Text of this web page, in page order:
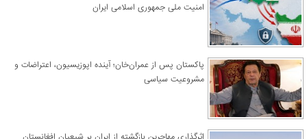
امنیت ملی جمهوری اسلامی ایران
پاکستان پس از عمران‌خان؛ آینده اپوزیسیون، اعتراضات و
مشروعیت سیاسی